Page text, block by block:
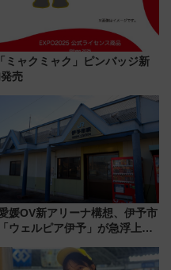
ミャクミャク」ピンバッジ新
売
媛OV新アリーナ構想、伊予市
「ウェルピア伊予」が急浮上！
で探る鉄道アクセスの未来